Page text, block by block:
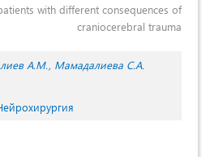
with different consequences of
craniocerebral trauma
А.М. Мамадалиева С.А.